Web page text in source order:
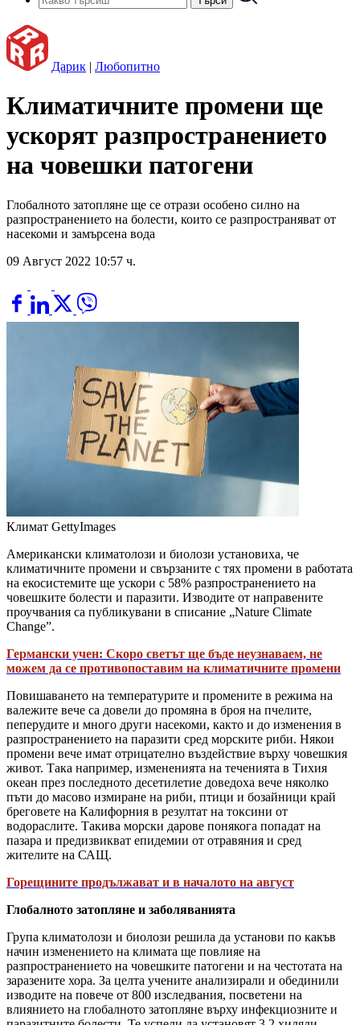
Дарик | Любопитно
Климатичните промени ще
ускорят разпространението
на човешки патогени
Глобалното затопляне ще се отрази особено силно на
разпространението на болести, които се разпространяват от
насекоми и замърсена вода
09 Август 2022 10:57 ч.
Климат GettyImages
Американски климатолози и биолози установиха, че
климатичните промени и свързаните с тях промени в работата
на екосистемите ще ускори с 58% разпространението на
човешките болести и паразити. Изводите от направените
проучвания са публикувани в списание „Nature Climate
Change”.
Германски учен: Скоро светът ще бъде неузнаваем, не
можем да се противопоставим на климатичните промени
Повишаването на температурите и промените в режима на
валежите вече са довели до промяна в броя на пчелите,
пеперудите и много други насекоми, както и до изменения в
разпространението на паразити сред морските риби. Някои
промени вече имат отрицателно въздействие върху човешкия
живот. Така например, измененията на теченията в Тихия
океан през последното десетилетие доведоха вече няколко
пъти до масово измиране на риби, птици и бозайници край
бреговете на Калифорния в резултат на токсини от
водораслите. Такива морски дарове понякога попадат на
пазара и предизвикват епидемии от отравяния и сред
жителите на САЩ.
Горещините продължават и в началото на август
Глобалното затопляне и заболяванията
Група климатолози и биолози решила да установи по какъв
начин изменението на климата ще повлияе на
разпространението на човешките патогени и на честотата на
заразените хора. За целта учените анализирали и обединили
изводите на повече от 800 изследвания, посветени на
влиянието на глобалното затопляне върху инфекциозните и